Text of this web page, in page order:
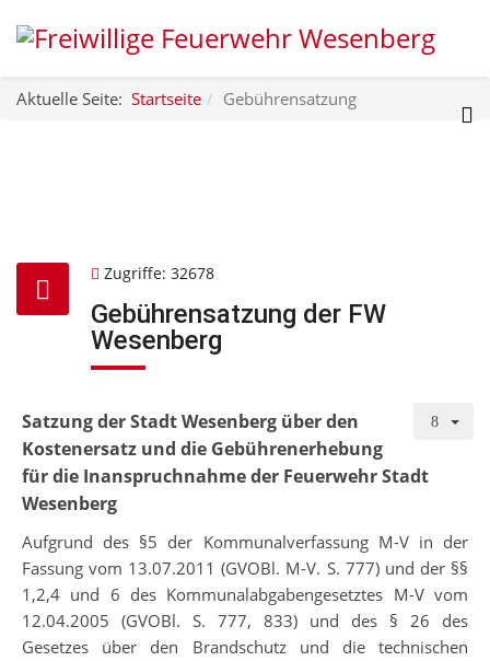
Aktuelle Seite: Startseite Gebührensatzung
Zugriffe: 32678
Gebührensatzung der FW
Wesenberg
Satzung der Stadt Wesenberg über den
Kostenersatz und die Gebührenerhebung
für die Inanspruchnahme der Feuerwehr Stadt
Wesenberg
Aufgrund des §5 der Kommunalverfassung M-V in der
Fassung vom 13.07.2011 (GVOBl. M-V. S. 777) und der §§
1,2,4 und 6 des Kommunalabgabengesetztes M-V vom
12.04.2005 (GVOBl. S. 777, 833) und des § 26 des
Gesetzes über den Brandschutz und die technischen